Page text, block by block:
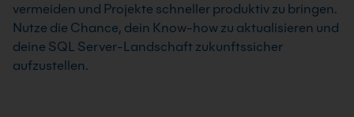
vermeiden und Projekte schneller produktiv zu bringen.
Nutze die Chance, dein Know-how zu aktualisieren und
deine SQL Server-Landschaft zukunftssicher
aufzustellen.